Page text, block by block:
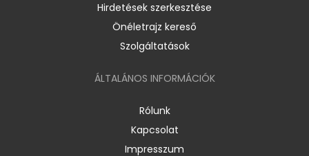
Hirdetések szerkesztése
Önéletrajz kereső
Szolgáltatások
ÁLTALÁNOS INFORMÁCIÓK
Rólunk
Kapcsolat
Impresszum